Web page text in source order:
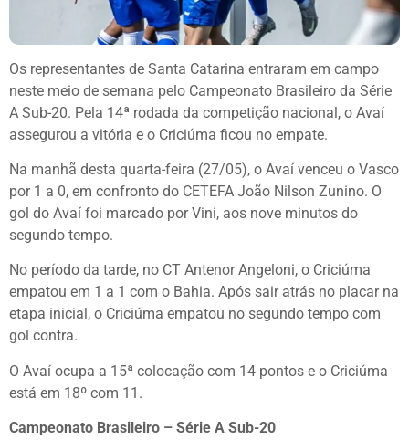
Os representantes de Santa Catarina entraram em campo
neste meio de semana pelo Campeonato Brasileiro da Série
A Sub-20. Pela 14ª rodada da competição nacional, o Avaí
assegurou a vitória e o Criciúma ficou no empate.
Na manhã desta quarta-feira (27/05), o Avaí venceu o Vasco
por 1 a 0, em confronto do CETEFA João Nilson Zunino. O
gol do Avaí foi marcado por Vini, aos nove minutos do
segundo tempo.
No período da tarde, no CT Antenor Angeloni, o Criciúma
empatou em 1 a 1 com o Bahia. Após sair atrás no placar na
etapa inicial, o Criciúma empatou no segundo tempo com
gol contra.
O Avaí ocupa a 15ª colocação com 14 pontos e o Criciúma
está em 18º com 11.
Campeonato Brasileiro – Série A Sub-20